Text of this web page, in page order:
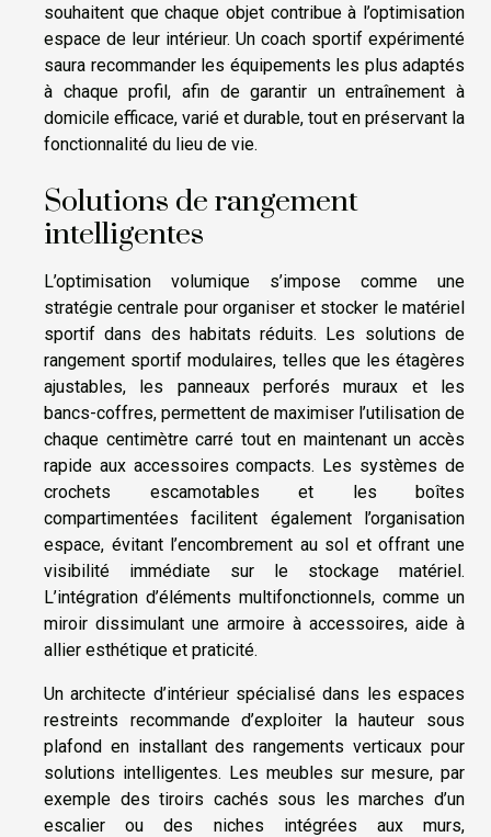
souhaitent que chaque objet contribue à l’optimisation
espace de leur intérieur. Un coach sportif expérimenté
saura recommander les équipements les plus adaptés
à chaque profil, afin de garantir un entraînement à
domicile efficace, varié et durable, tout en préservant la
fonctionnalité du lieu de vie.
Solutions de rangement
intelligentes
L’optimisation volumique s’impose comme une
stratégie centrale pour organiser et stocker le matériel
sportif dans des habitats réduits. Les solutions de
rangement sportif modulaires, telles que les étagères
ajustables, les panneaux perforés muraux et les
bancs-coffres, permettent de maximiser l’utilisation de
chaque centimètre carré tout en maintenant un accès
rapide aux accessoires compacts. Les systèmes de
crochets escamotables et les boîtes
compartimentées facilitent également l’organisation
espace, évitant l’encombrement au sol et offrant une
visibilité immédiate sur le stockage matériel.
L’intégration d’éléments multifonctionnels, comme un
miroir dissimulant une armoire à accessoires, aide à
allier esthétique et praticité.
Un architecte d’intérieur spécialisé dans les espaces
restreints recommande d’exploiter la hauteur sous
plafond en installant des rangements verticaux pour
solutions intelligentes. Les meubles sur mesure, par
exemple des tiroirs cachés sous les marches d’un
escalier ou des niches intégrées aux murs,